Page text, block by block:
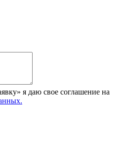
я даю свое соглашение на